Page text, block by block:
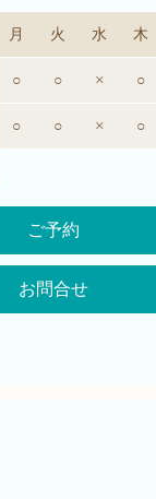
月 火 水 木
○ ○ × ○
○ ○ × ○
ご予約
お問合せ